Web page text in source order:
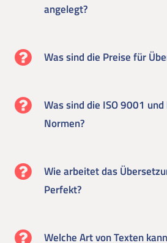
angelegt?
Was sind die Preise für
Was sind die ISO 9001
Normen?
Wie arbeitet das
Perfekt?
Welche Art von Texten